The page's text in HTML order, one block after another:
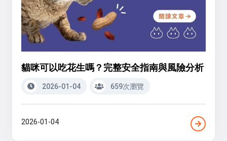
貓咪可以吃花生嗎？完整安全指南與風險分析
2026-01-04 659次瀏覽
2026-01-04